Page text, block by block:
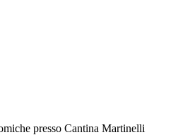
presso Cantina Martinelli